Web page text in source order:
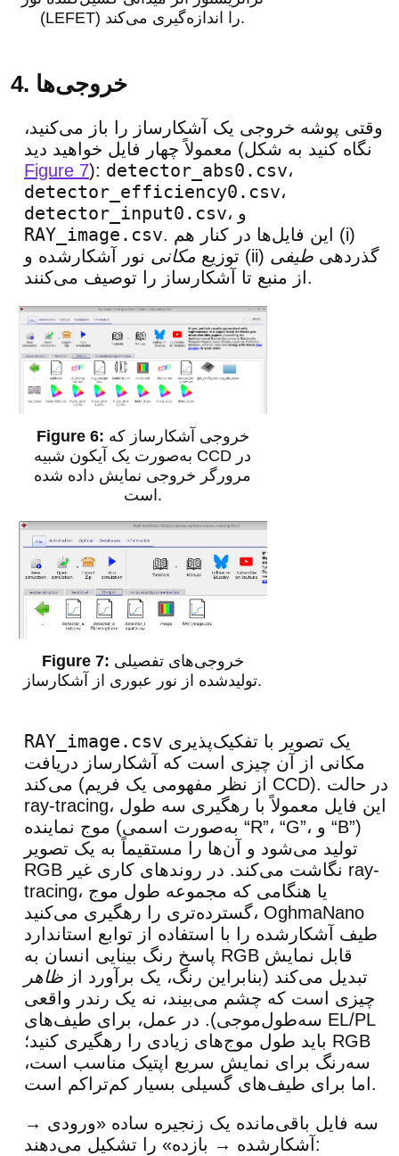
(LEFET) را اندازه‌گیری می‌کند.
4. خروجی‌ها
وقتی پوشه خروجی یک آشکارساز را باز می‌کنید،
معمولاً چهار فایل خواهید دید (نگاه کنید به شکل
Figure 7): detector_abs0.csv،
detector_efficiency0.csv،
detector_input0.csv ، و
RAY_image.csv. این فایل‌ها در کنار هم (i)
توزیع مکانی نور آشکارشده و (ii) گذردهی طیفی
از منبع تا آشکارساز را توصیف می‌کنند.
خروجی آشکارساز که
به‌صورت یک آیکون شبیه CCD در
مرورگر خروجی نمایش داده شده
است.
خروجی‌های تفصیلی
تولیدشده از نور عبوری از آشکارساز.
RAY_image.csv
مکانی از آن چیزی است که آشکارساز دریافت
می‌کند (از نظر مفهومی یک فریم CCD). در حالت
ray-tracing، این فایل معمولاً با رهگیری سه طول
موج نماینده (به‌صورت اسمی “R”، “G”، و “B”)
تولید می‌شود و آن‌ها را مستقیماً به یک تصویر
RGB نگاشت می‌کند. در روندهای کاری غیر ray-
tracing، یا هنگامی که مجموعه طول موج
گسترده‌تری را رهگیری می‌کنید، OghmaNano
طیف آشکارشده را با استفاده از توابع استاندارد
پاسخ رنگ بینایی انسان به RGB قابل نمایش
تبدیل می‌کند (بنابراین رنگ، یک برآورد از ظاهر
چیزی است که چشم می‌بیند، نه یک رندر واقعی
سه‌طول‌موجی). در عمل، برای طیف‌های EL/PL
باید طول موج‌های زیادی را رهگیری کنید؛ RGB
سه‌رنگ برای نمایش سریع اپتیک مناسب است،
اما برای طیف‌های گسیلی بسیار کم‌تراکم است.
سه فایل باقی‌مانده یک زنجیره ساده «ورودی →
آشکارشده → بازده» را تشکیل می‌دهند: